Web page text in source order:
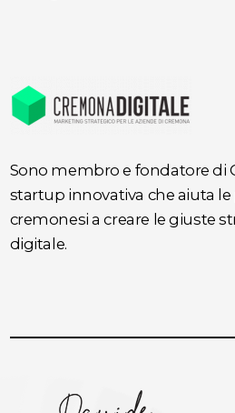
Sono membro e fondatore di
startup innovativa che aiuta
cremonesi a creare le giuste
digitale.